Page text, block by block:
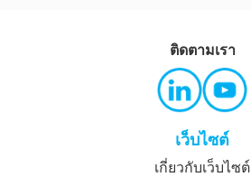
เว็บไซต์
เกี่ยวกับเว็บไซต์
ติดตามเรา